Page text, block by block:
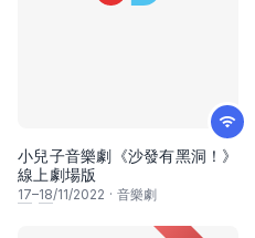
小兒子音樂劇《沙發有黑洞！》
線上劇場版
17–18/11/2022 · 音樂劇